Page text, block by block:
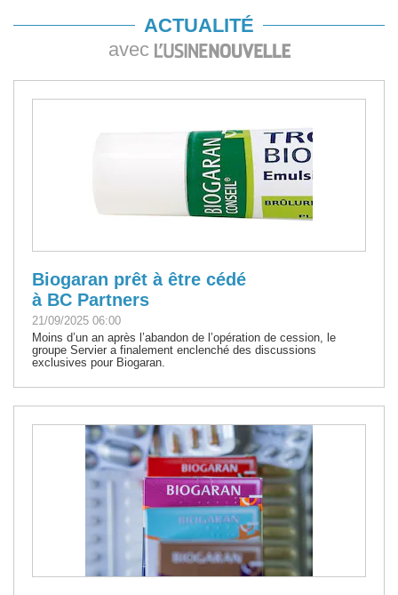
ACTUALITÉ
avec
Biogaran prêt à être cédé
à BC Partners
21/09/2025 06:00
Moins d’un an après l’abandon de l’opération de cession, le
groupe Servier a finalement enclenché des discussions
exclusives pour Biogaran.